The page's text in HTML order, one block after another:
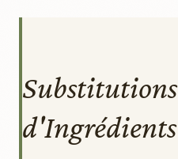
Substitutions
d'Ingrédients